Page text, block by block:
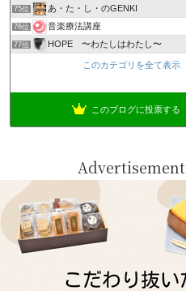
75位 あ・た・し・のGENKI
76位 音楽療法講座
77位 HOPE 〜わたしはわたし〜
このカテゴリを全て表示
このブログに投票する
Advertisement